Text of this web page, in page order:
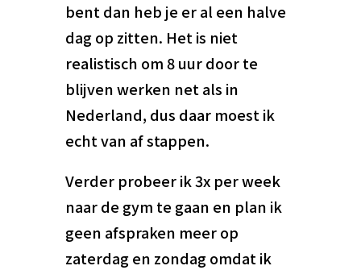
bent dan heb je er al een halve
dag op zitten. Het is niet
realistisch om 8 uur door te
blijven werken net als in
Nederland, dus daar moest ik
echt van af stappen.
Verder probeer ik 3x per week
naar de gym te gaan en plan ik
geen afspraken meer op
zaterdag en zondag omdat ik